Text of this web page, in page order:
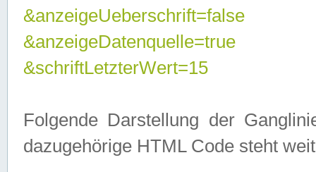
&anzeigeUeberschrift=false
&anzeigeDatenquelle=true
&schriftLetzterWert=15
Folgende Darstellung der
dazugehörige HTML Code steht